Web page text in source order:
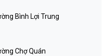
Bình Lợi Trung
Chợ Quán